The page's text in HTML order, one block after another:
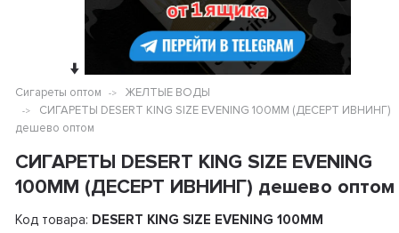
↓
Сигареты оптом
ЖЕЛТЫЕ ВОДЫ
СИГАРЕТЫ DESERT KING SIZE EVENING 100ММ (ДЕСЕРТ ИВНИНГ)
дешево оптом
СИГАРЕТЫ DESERT KING SIZE EVENING
100ММ (ДЕСЕРТ ИВНИНГ) дешево оптом
Код товара: DESERT KING SIZE EVENING 100ММ